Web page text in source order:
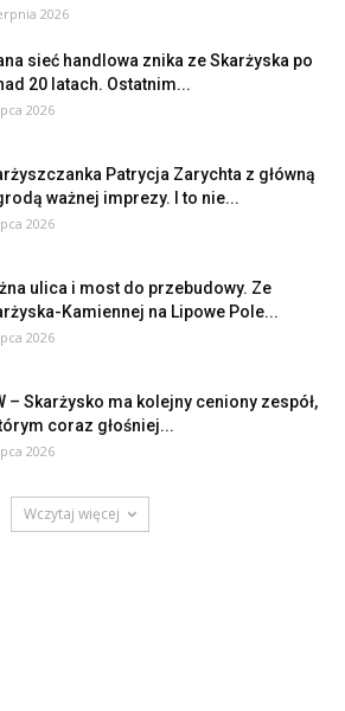
2026
sieć handlowa znika ze Skarżyska po
20 latach. Ostatnim...
2026
Patrycja Zarychta z główną
ważnej imprezy. I to nie...
2026
ulica i most do przebudowy. Ze
Kamiennej na Lipowe Pole...
2026
– Skarżysko ma kolejny ceniony zespół,
coraz głośniej...
2026
Wczytaj więcej